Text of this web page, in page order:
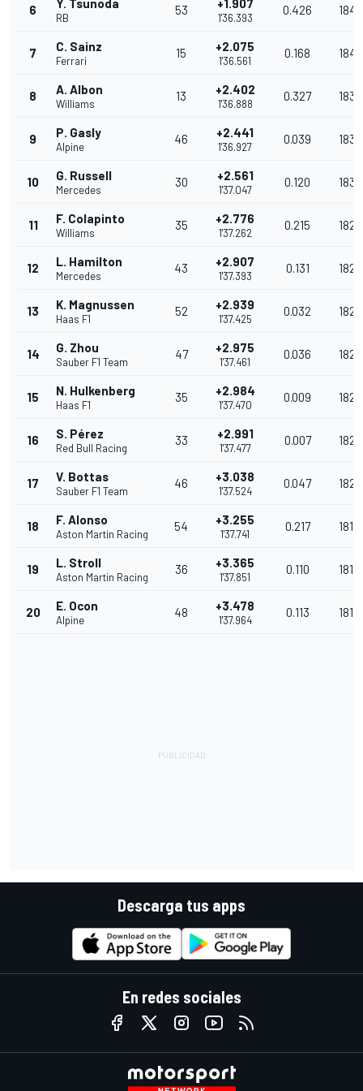
6 Y. Tsunoda
RB
53 +1.907
1'36.393
0.426
7 C. Sainz
Ferrari
15 +2.075
1'36.561
0.168
8 A. Albon
Williams
13 +2.402
1'36.888
0.327
9 P. Gasly
Alpine
46 +2.441
1'36.927
0.039
10 G. Russell
Mercedes
30 +2.561
1'37.047
0.120
11 F. Colapinto
Williams
35 +2.776
1'37.262
0.215
12 L. Hamilton
Mercedes
43 +2.907
1'37.393
0.131
13 K. Magnussen
Haas F1
52 +2.939
1'37.425
0.032
14 G. Zhou
Sauber F1 Team
47 +2.975
1'37.461
0.036
15 N. Hulkenberg
Haas F1
35 +2.984
1'37.470
0.009
16 S. Pérez
Red Bull Racing
33 +2.991
1'37.477
0.007
17 V. Bottas
Sauber F1 Team
46 +3.038
1'37.524
0.047
18 F. Alonso
Aston Martin Racing
54 +3.255
1'37.741
0.217
19 L. Stroll
Aston Martin Racing
36 +3.365
1'37.851
0.110
20 E. Ocon
Alpine
48 +3.478
1'37.964
0.113
Descarga tus apps
En redes sociales